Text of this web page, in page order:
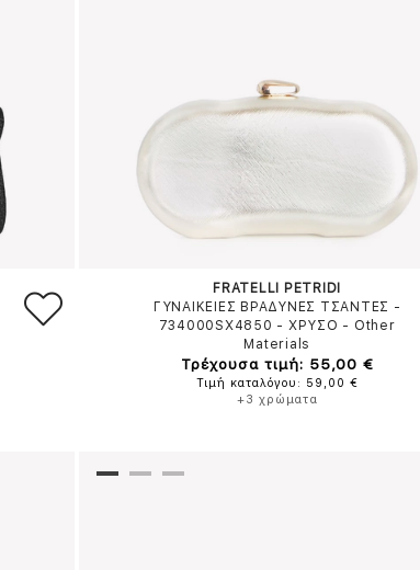
FRATELLI PETRIDI
ΓΥΝΑΙΚΕΙΕΣ ΒΡΑΔΥΝΕΣ ΤΣΑΝΤΕΣ -
734000SX4850 - ΧΡΥΣΟ - Other
Materials
Τρέχουσα τιμή: 55,00 €
Τιμή καταλόγου: 59,00 €
+3 χρώματα